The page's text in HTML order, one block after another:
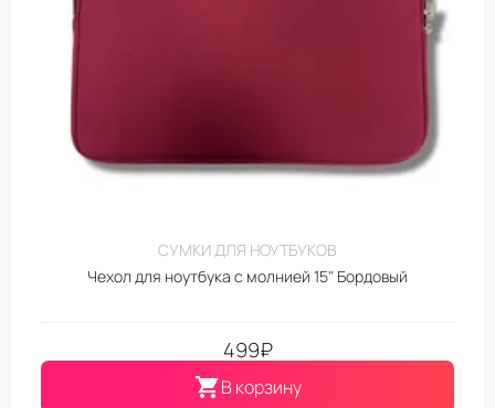
СУМКИ ДЛЯ НОУТБУКОВ
Чехол для ноутбука с молнией 15" Бордовый
499₽
В корзину